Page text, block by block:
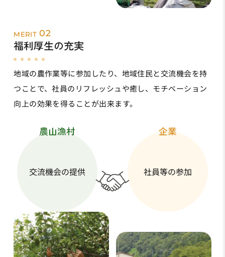
MERIT 02
福利厚生の充実
地域の農作業等に参加したり、地域住民と交流機会を持
つことで、社員のリフレッシュや癒し、モチベーション
向上の効果を得ることが出来ます。
農山漁村
交流機会の提供
企業
社員等の参加